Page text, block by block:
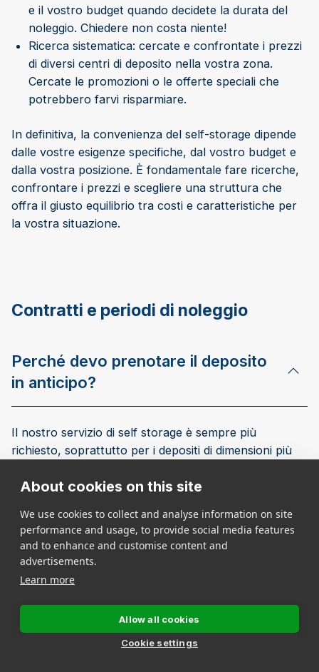
About cookies on this site
We use cookies to collect and analyse information on site
performance and usage, to provide social media features
and to enhance and customise content and
advertisements.
Learn more
Allow all cookies
Cookie settings
e il vostro budget quando decidete la durata del
noleggio. Chiedere non costa niente!
Ricerca sistematica: cercate e confrontate i prezzi
di diversi centri di deposito nella vostra zona.
Cercate le promozioni o le offerte speciali che
potrebbero farvi risparmiare.
In definitiva, la convenienza del self-storage dipende
dalle vostre esigenze specifiche, dal vostro budget e
dalla vostra posizione. È fondamentale fare ricerche,
confrontare i prezzi e scegliere una struttura che
offra il giusto equilibrio tra costi e caratteristiche per
la vostra situazione.
Contratti e periodi di noleggio
Perché devo prenotare il deposito
in anticipo?
Il nostro servizio di self storage è sempre più
richiesto, soprattutto per i depositi di dimensioni più
quando se ne ha l’esigenza, è possibile prenotare lo
spazio in anticipo.
Il nostro processo di prenotazione garantisce il box al
ricordiamo inoltre che la prenotazione non è
vincolante ai fini contrattuali.